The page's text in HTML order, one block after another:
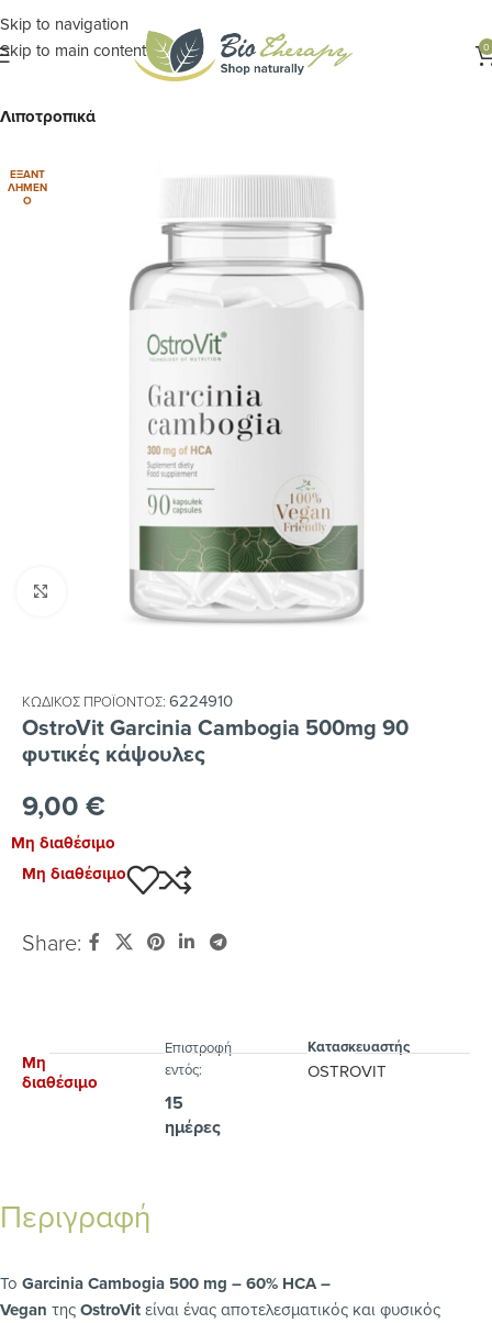
Skip to navigation
Skip to main content
0
Λιποτροπικά
ΕΞΑΝΤ
ΛΗΜΈΝ
Ο
Κλικ για μεγέθυνση
OstroVit Garcinia Cambogia 500mg 90
φυτικές κάψουλες
ΚΩΔΙΚΌΣ ΠΡΟΪΌΝΤΟΣ: 6224910
9,00€
Μη διαθέσιμο
Μη διαθέσιμο
Share:
Μη
διαθέσιμο
Eπιστροφή
εντός:
15
ημέρες
Κατασκευαστής
OSTROVIT
Περιγραφή
Το Garcinia Cambogia 500 mg – 60% HCA –
Vegan τηςOstroVitείναι ένας αποτελεσματικός και φυσικός